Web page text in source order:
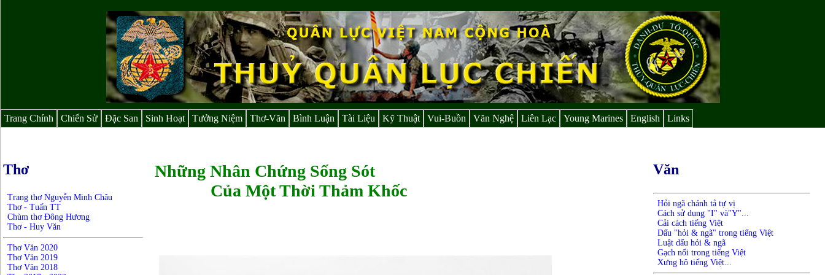
Trang Chính Chiến Sử Đặc San Sinh Hoạt Tưởng Niệm Thơ-Văn Bình Luận Tài Liệu Kỹ Thuật Vui-Buồn Văn Nghệ Liên Lạc Young Marines English Links
Thơ
Trang thơ Nguyễn Minh Châu
Thơ - Tuấn TT
Chùm thơ Đông Hương
Thơ - Huy Văn
Thơ Văn 2020
Thơ Văn 2019
Thơ Văn 2018
Những Nhân Chứng Sống Sót
Của Một Thời Thảm Khốc
Văn
Hỏi ngã chánh tả tự vị
Cách sử dụng "I" và"Y"...
Cải cách tiếng Việt
Dấu "hỏi & ngã" trong tiếng Việt
Luật dấu hỏi & ngã
Gạch nối trong tiếng Việt
Xưng hô tiếng Việt...